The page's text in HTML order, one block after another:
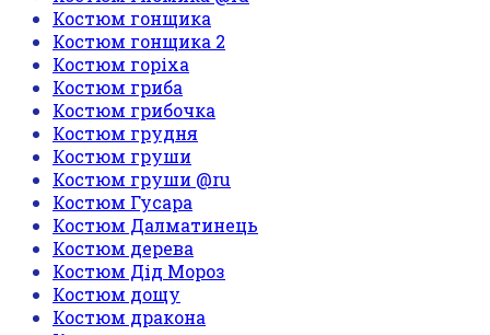
Костюм гонщика
Костюм гонщика 2
Костюм горіха
Костюм гриба
Костюм грибочка
Костюм грудня
Костюм груши
Костюм груши @ru
Костюм Гусара
Костюм Далматинець
Костюм дерева
Костюм Дід Мороз
Костюм дощу
Костюм дракона